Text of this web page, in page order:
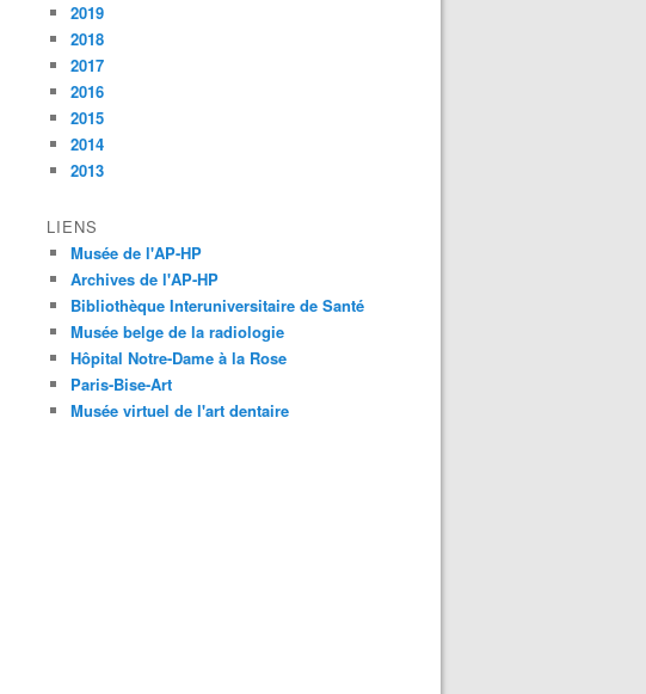
2019
2018
2017
2016
2015
2014
2013
LIENS
Musée de l'AP-HP
Archives de l'AP-HP
Bibliothèque Interuniversitaire de Santé
Musée belge de la radiologie
Hôpital Notre-Dame à la Rose
Paris-Bise-Art
Musée virtuel de l'art dentaire